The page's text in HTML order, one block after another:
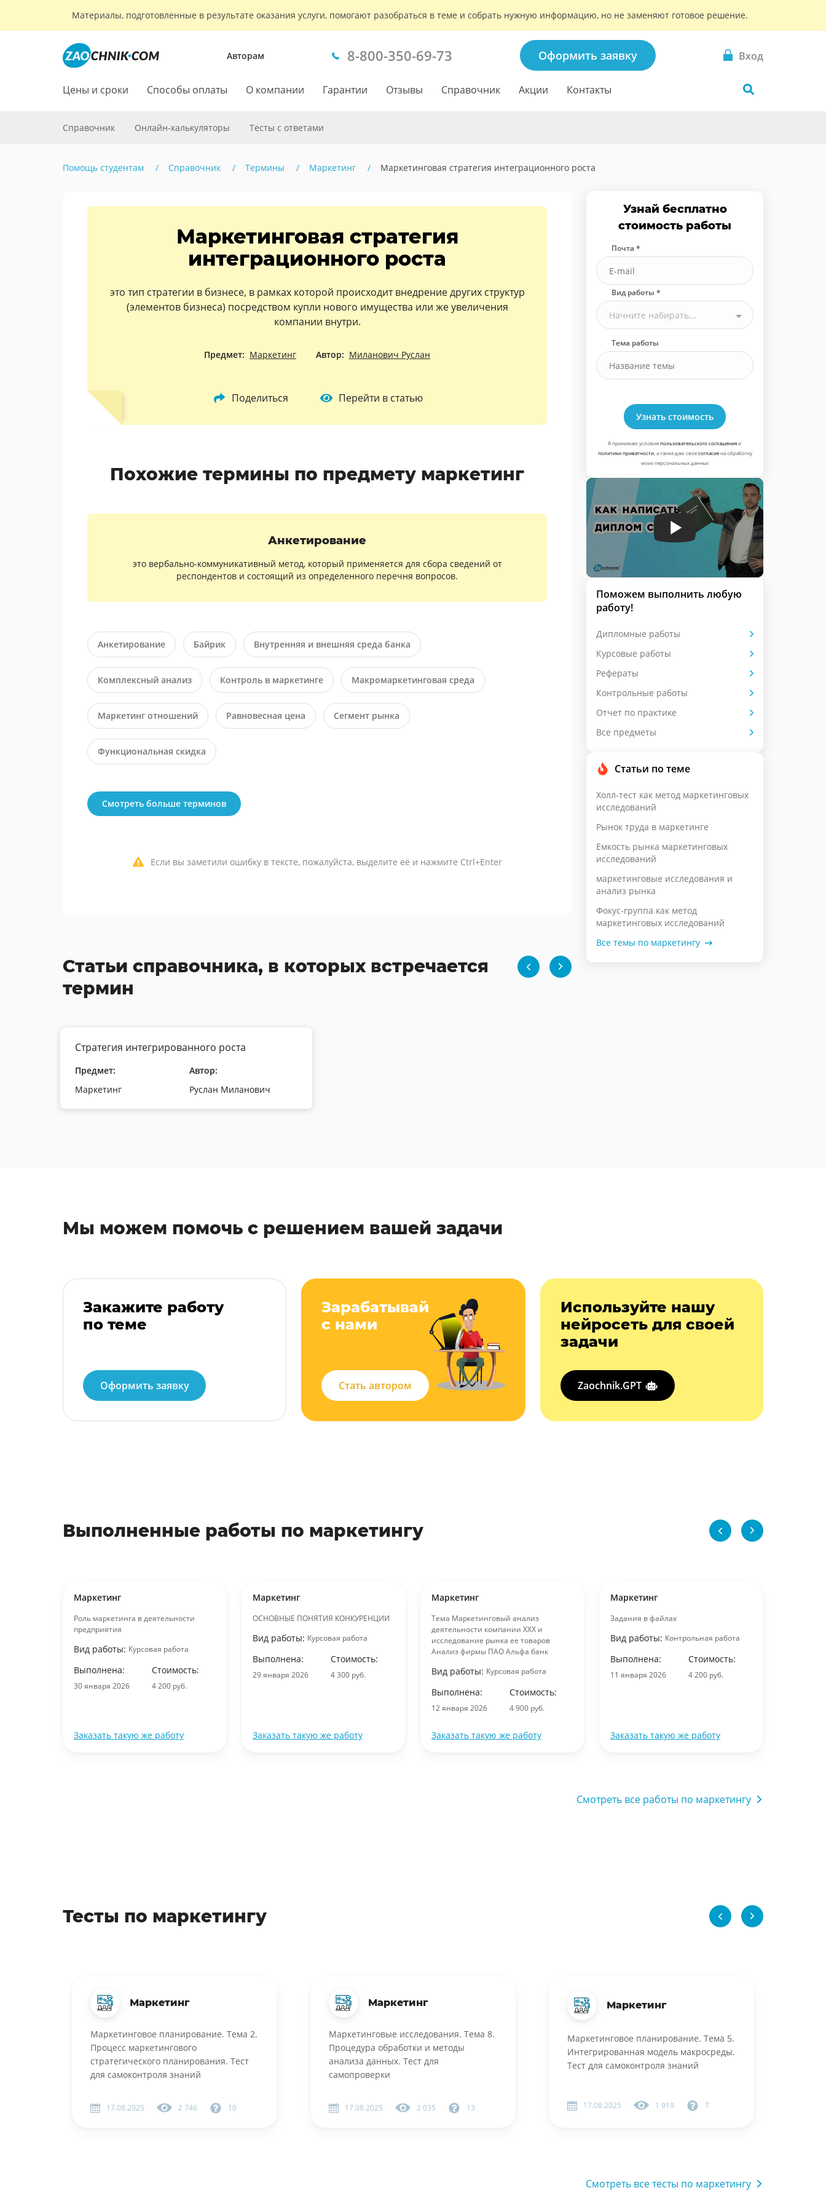
Материалы, подготовленные в результате оказания услуги, помогают разобраться в теме и собрать нужную информацию, но не заменяют готовое решение.
Авторам 8-800-350-69-73 Оформить заявку Вход
Цены и сроки Способы оплаты О компании Гарантии Отзывы Справочник Акции Контакты
Справочник Онлайн-калькуляторы Тесты с ответами
Помощь студентам Справочник Термины Маркетинг Маркетинговая стратегия интеграционного роста
Маркетинговая стратегия
интеграционного роста
это тип стратегии в бизнесе, в рамках которой происходит внедрение других структур
(элементов бизнеса) посредством купли нового имущества или же увеличения
компании внутри.
Предмет: Маркетинг Автор: Миланович Руслан
Поделиться Перейти в статью
Похожие термины по предмету маркетинг
Анкетирование
это вербально-коммуникативный метод, который применяется для сбора сведений от
респондентов и состоящий из определенного перечня вопросов.
Анкетирование Байрик Внутренняя и внешняя среда банка
Комплексный анализ Контроль в маркетинге Макромаркетинговая среда
Маркетинг отношений Равновесная цена Сегмент рынка
Функциональная скидка
Смотреть больше терминов
Если вы заметили ошибку в тексте, пожалуйста, выделите её и нажмите Ctrl+Enter
Статьи справочника, в которых встречается
термин
Стратегия интегрированного роста
Предмет:
Маркетинг
Автор:
Руслан Миланович
Узнай бесплатно
стоимость работы
Почта *
Вид работы *
Начните набирать...
Тема работы
Узнать стоимость
Я принимаю условияпользовательского соглашенияи
политики приватности, а также даю своесогласиена обработку
моих персональных данных
Поможем выполнить любую
работу!
Дипломные работы
Курсовые работы
Рефераты
Контрольные работы
Отчет по практике
Все предметы
Статьи по теме
Холл-тест как метод маркетинговых
исследований
Рынок труда в маркетинге
Емкость рынка маркетинговых
исследований
маркетинговые исследования и
анализ рынка
Фокус-группа как метод
маркетинговых исследований
Все темы по маркетингу
Мы можем помочь с решением вашей задачи
Закажите работу
по теме
Оформить заявку
Зарабатывай
с нами
Стать автором
Используйте нашу
нейросеть для своей
задачи
Zaochnik.GPT
Выполненные работы по маркетингу
Маркетинг
Роль маркетинга в деятельности
предприятия
Вид работы: Курсовая работа
Выполнена:
30 января 2026
Стоимость:
4 200 руб.
Заказать такую же работу
Маркетинг
ОСНОВНЫЕ ПОНЯТИЯ КОНКУРЕНЦИИ
Вид работы: Курсовая работа
Выполнена:
29 января 2026
Стоимость:
4 300 руб.
Заказать такую же работу
Маркетинг
Тема Маркетинговый анализ
деятельности компании ХХХ и
исследование рынка ее товаров
Анализ фирмы ПАО Альфа банк
Вид работы: Курсовая работа
Выполнена:
12 января 2026
Стоимость:
4 900 руб.
Заказать такую же работу
Маркетинг
Задания в файлах
Вид работы: Контрольная работа
Выполнена:
11 января 2026
Стоимость:
4 200 руб.
Заказать такую же работу
Смотреть все работы по маркетингу
Тесты по маркетингу
Маркетинг
Маркетинговое планирование. Тема 2.
Процесс маркетингового
стратегического планирования. Тест
для самоконтроля знаний
17.08.2025 2 746 10
Маркетинг
Маркетинговые исследования. Тема 8.
Процедура обработки и методы
анализа данных. Тест для
самопроверки
17.08.2025 2 035 13
Маркетинг
Маркетинговое планирование. Тема 5.
Интегрированная модель макросреды.
Тест для самоконтроля знаний
17.08.2025 1 919 7
Смотреть все тесты по маркетингу